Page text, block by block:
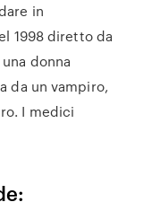
in
1998 diretto da
donna
da un vampiro,
I medici